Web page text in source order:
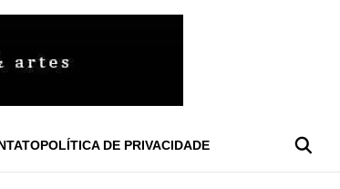
POLÍTICA DE PRIVACIDADE